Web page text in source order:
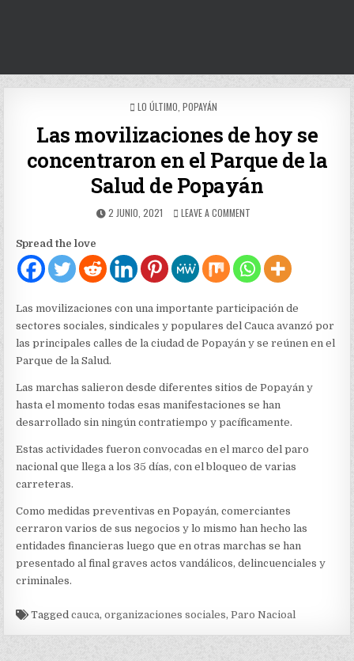
POSTED
LO ÚLTIMO POPAYÁN
Las movilizaciones de hoy se
concentraron en el Parque de la
Salud de Popayán
PUBLISHED
2 JUNIO, 2021 LEAVE A COMMENTON
DE
HOY
SE
EN
EL
PARQUE
DE
DE
POPAYÁN
Spread the love
Las movilizaciones con una importante participación de
sectores sociales, sindicales y populares del Cauca avanzó por
las principales calles de la ciudad de Popayán y se reúnen en el
Parque de la Salud.
Las marchas salieron desde diferentes sitios de Popayán y
hasta el momento todas esas manifestaciones se han
desarrollado sin ningún contratiempo y pacíficamente.
Estas actividades fueron convocadas en el marco del paro
nacional que llega a los 35 días, con el bloqueo de varias
carreteras.
Como medidas preventivas en Popayán, comerciantes
cerraron varios de sus negocios y lo mismo han hecho las
entidades financieras luego que en otras marchas se han
presentado al final graves actos vandálicos, delincuenciales y
criminales.
Taggedcauca,organizaciones sociales,Paro Nacioal